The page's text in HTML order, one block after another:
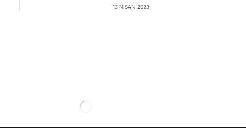
13 NISAN 2023